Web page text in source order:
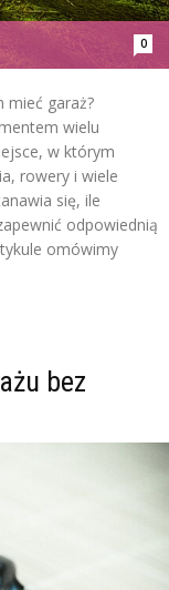
0
mieć garaż?
wielu
w którym
rowery i wiele
się, ile
odpowiednią
omówimy
bez